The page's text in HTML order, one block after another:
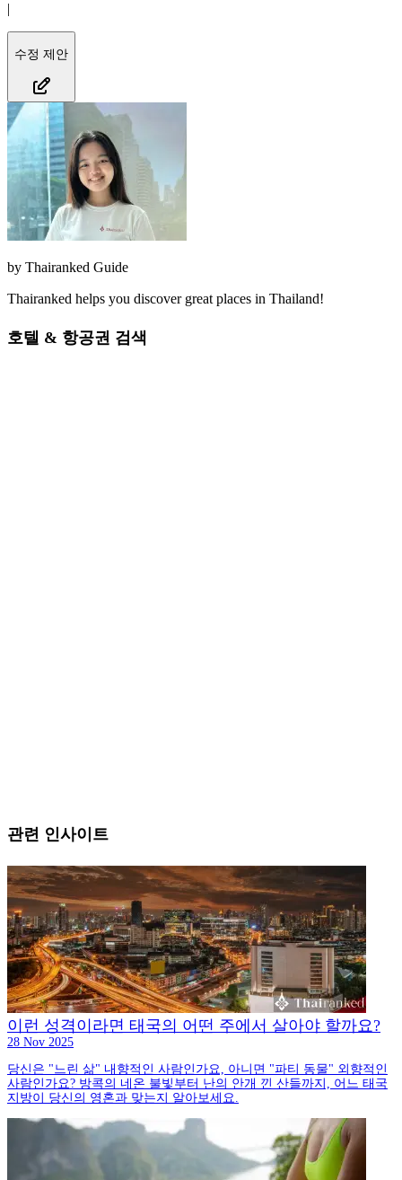
|
수정 제안
by Thairanked Guide
Thairanked helps you discover great places in Thailand!
호텔 & 항공권 검색
관련 인사이트
이런 성격이라면 태국의 어떤 주에서 살아야 할까요?
28 Nov 2025
당신은 "느린 삶" 내향적인 사람인가요, 아니면 "파티 동물" 외향적인
사람인가요? 방콕의 네온 불빛부터 난의 안개 낀 산들까지, 어느 태국
지방이 당신의 영혼과 맞는지 알아보세요.